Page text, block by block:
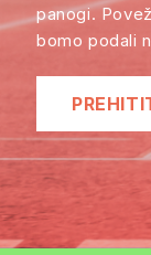
panogi.
bomo podali